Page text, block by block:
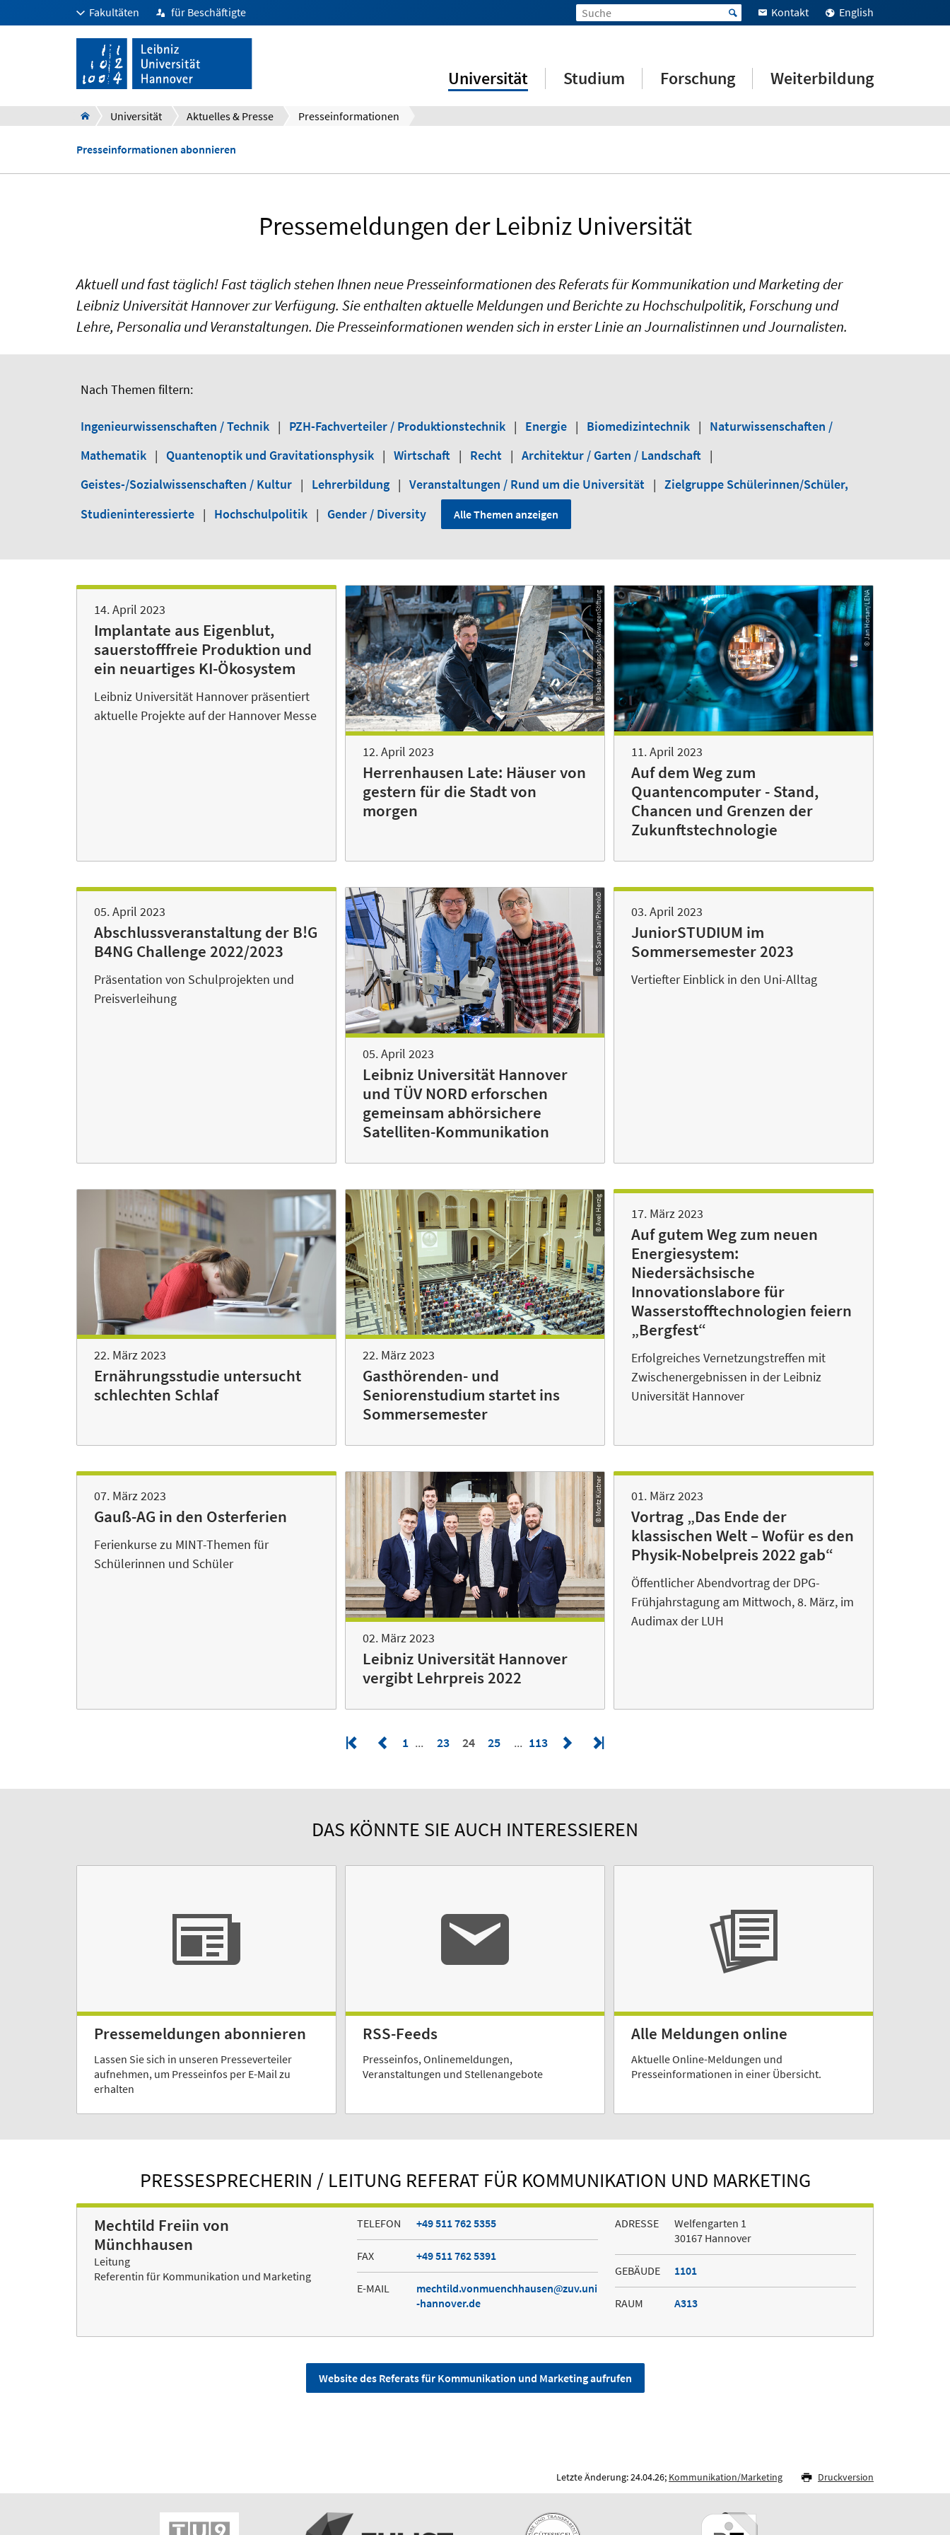
Fakultäten für Beschäftigte Kontakt English
Universität Studium Forschung Weiterbildung
Universität Aktuelles & Presse Presseinformationen
Presseinformationen abonnieren
Pressemeldungen der Leibniz Universität
Aktuell und fast täglich! Fast täglich stehen Ihnen neue Presseinformationen des Referats für Kommunikation und Marketing der
Leibniz Universität Hannover zur Verfügung. Sie enthalten aktuelle Meldungen und Berichte zu Hochschulpolitik, Forschung und
Lehre, Personalia und Veranstaltungen. Die Presseinformationen wenden sich in erster Linie an Journalistinnen und Journalisten.
Nach Themen filtern:
Ingenieurwissenschaften / Technik | PZH-Fachverteiler / Produktionstechnik | Energie | Biomedizintechnik | Naturwissenschaften /
Mathematik | Quantenoptik und Gravitationsphysik | Wirtschaft | Recht | Architektur / Garten / Landschaft |
Geistes-/Sozialwissenschaften / Kultur | Lehrerbildung | Veranstaltungen / Rund um die Universität | Zielgruppe Schülerinnen/Schüler,
Studieninteressierte | Hochschulpolitik | Gender / Diversity Alle Themen anzeigen
14. April 2023
Implantate aus Eigenblut,
sauerstofffreie Produktion und
ein neuartiges KI-Ökosystem
Leibniz Universität Hannover präsentiert
aktuelle Projekte auf der Hannover Messe
© Isabel Winarsch/VolkswagenStiftung
12. April 2023
Herrenhausen Late: Häuser von
gestern für die Stadt von
morgen
© Jan Horsan/LENA
11. April 2023
Auf dem Weg zum
Quantencomputer - Stand,
Chancen und Grenzen der
Zukunftstechnologie
05. April 2023
Abschlussveranstaltung der B!G
B4NG Challenge 2022/2023
Präsentation von Schulprojekten und
Preisverleihung
© Sonja Samalian/PhoenixD
05. April 2023
Leibniz Universität Hannover
und TÜV NORD erforschen
gemeinsam abhörsichere
Satelliten-Kommunikation
03. April 2023
JuniorSTUDIUM im
Sommersemester 2023
Vertiefter Einblick in den Uni-Alltag
22. März 2023
Ernährungsstudie untersucht
schlechten Schlaf
© Axel Herzig
22. März 2023
Gasthörenden- und
Seniorenstudium startet ins
Sommersemester
17. März 2023
Auf gutem Weg zum neuen
Energiesystem:
Niedersächsische
Innovationslabore für
Wasserstofftechnologien feiern
„Bergfest“
Erfolgreiches Vernetzungstreffen mit
Zwischenergebnissen in der Leibniz
Universität Hannover
07. März 2023
Gauß-AG in den Osterferien
Ferienkurse zu MINT-Themen für
Schülerinnen und Schüler
© Moritz Küstner
02. März 2023
Leibniz Universität Hannover
vergibt Lehrpreis 2022
01. März 2023
Vortrag „Das Ende der
klassischen Welt – Wofür es den
Physik-Nobelpreis 2022 gab“
Öffentlicher Abendvortrag der DPG-
Frühjahrstagung am Mittwoch, 8. März, im
Audimax der LUH
1 23 24 25 113
DAS KÖNNTE SIE AUCH INTERESSIEREN
Pressemeldungen abonnieren
Lassen Sie sich in unseren Presseverteiler
aufnehmen, um Presseinfos per E-Mail zu
erhalten
RSS-Feeds
Presseinfos, Onlinemeldungen,
Veranstaltungen und Stellenangebote
Alle Meldungen online
Aktuelle Online-Meldungen und
Presseinformationen in einer Übersicht.
PRESSESPRECHERIN / LEITUNG REFERAT FÜR KOMMUNIKATION UND MARKETING
Mechtild Freiin von
Münchhausen
Leitung
Referentin für Kommunikation und Marketing
TELEFON +49 511 762 5355
FAX +49 511 762 5391
E-MAIL mechtild.vonmuenchhausen
zuv.uni
-hannover.de
ADRESSE
Welfengarten 1
30167 Hannover
GEBÄUDE 1101
RAUM A313
Website des Referats für Kommunikation und Marketing aufrufen
Letzte Änderung: 24.04.26; Kommunikation/Marketing Druckversion